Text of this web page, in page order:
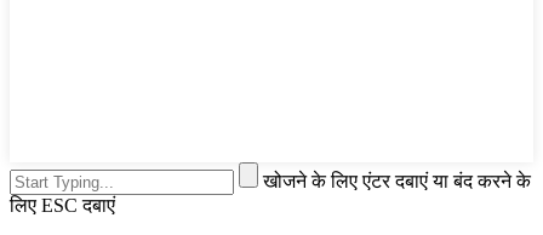
खोजने के लिए एंटर दबाएं या बंद करने के
लिए ESC दबाएं